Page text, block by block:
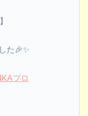
た🎉✨
プロ